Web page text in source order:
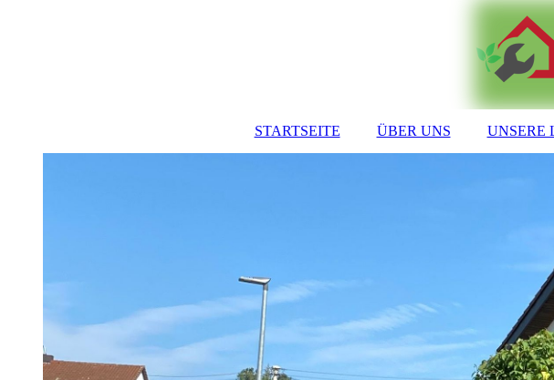
STARTSEITE ÜBER UNS UNSERE